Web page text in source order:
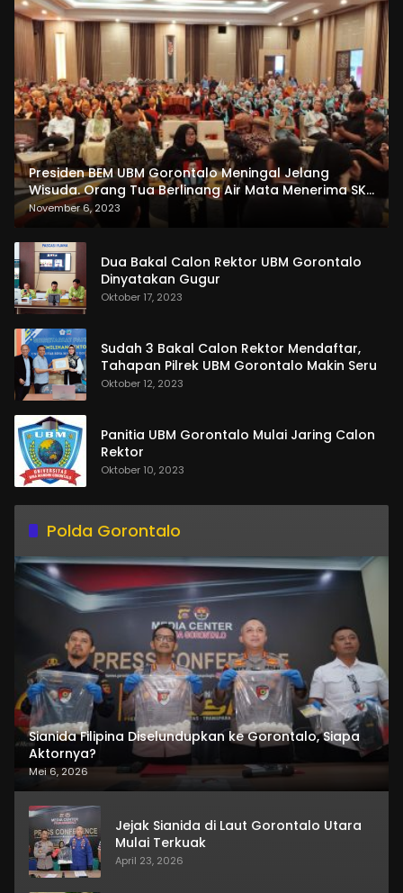
Presiden BEM UBM Gorontalo Meningal Jelang
Wisuda. Orang Tua Berlinang Air Mata Menerima SKL
dan Pemasangan Salempang
November 6, 2023
Dua Bakal Calon Rektor UBM Gorontalo
Dinyatakan Gugur
Oktober 17, 2023
Sudah 3 Bakal Calon Rektor Mendaftar,
Tahapan Pilrek UBM Gorontalo Makin Seru
Oktober 12, 2023
Panitia UBM Gorontalo Mulai Jaring Calon
Rektor
Oktober 10, 2023
Polda Gorontalo
Sianida Filipina Diselundupkan ke Gorontalo, Siapa
Aktornya?
Mei 6, 2026
Jejak Sianida di Laut Gorontalo Utara
Mulai Terkuak
April 23, 2026